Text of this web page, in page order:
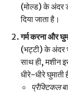
(मोल्ड) के अंदर
दिया जाता है।
गर्म करना और
(भट्टी) के अंदर
साथ ही, मशीन
धीरे-धीरे घुमाती
प्रैक्टिकल